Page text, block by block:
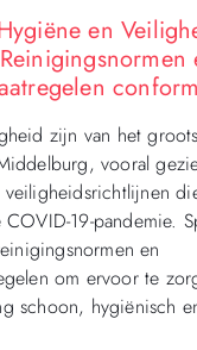
en
zijn van het
vooral
veiligheidsrichtlijnen
19-pandemie.
en
om ervoor te
schoon, hygiënisch